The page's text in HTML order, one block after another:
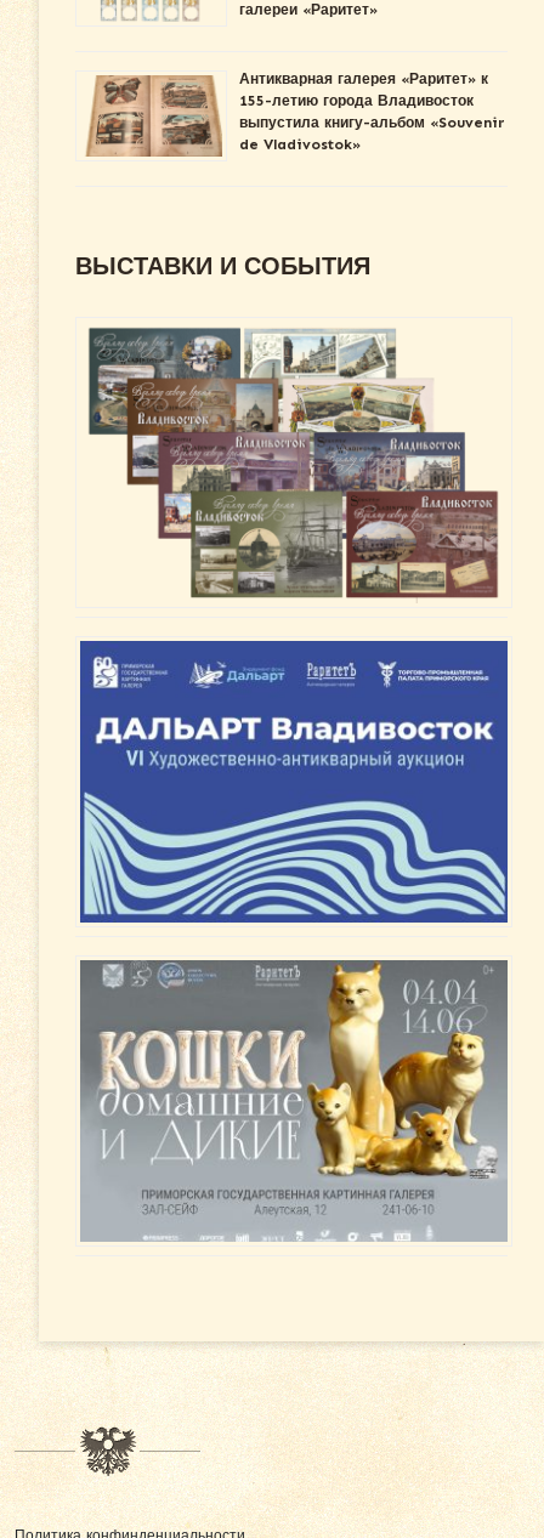
галереи «Раритет»
Антикварная галерея «Раритет» к
155-летию города Владивосток
выпустила книгу-альбом «Souvenir
de Vladivostok»
ВЫСТАВКИ И СОБЫТИЯ